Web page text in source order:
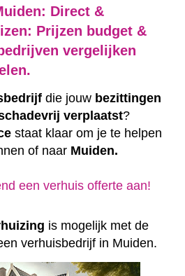
Direct &
Prijzen budget &
vergelijken
die jouw bezittingen
verplaatst?
staat klaar om je te helpen
of naar Muiden.
een verhuis offerte aan!
is mogelijk met de
verhuisbedrijf in Muiden.